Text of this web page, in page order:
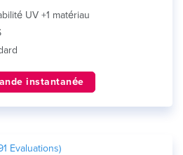
UV +1 matériau
instantanée
Evaluations)